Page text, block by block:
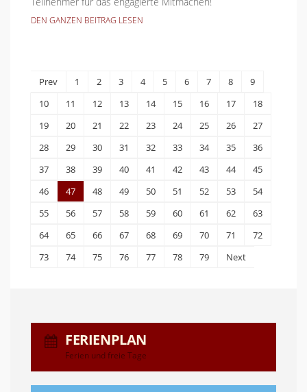
DEN GANZEN BEITRAG LESEN
Prev 1 2 3 4 5 6 7 8
9
10
11 12 13 14 15 16 17
18
19
20 21 22 23 24 25 26
27
28
29 30 31 32 33 34 35
36
37
38 39 40 41 42 43 44
45
46
47 48 49 50 51 52 53
54
55
56 57 58 59 60 61 62
63
64
65 66 67 68 69 70 71
72
73
74 75 76 77 78 79 Next
FERIENPLAN
Ferien und freie Tage